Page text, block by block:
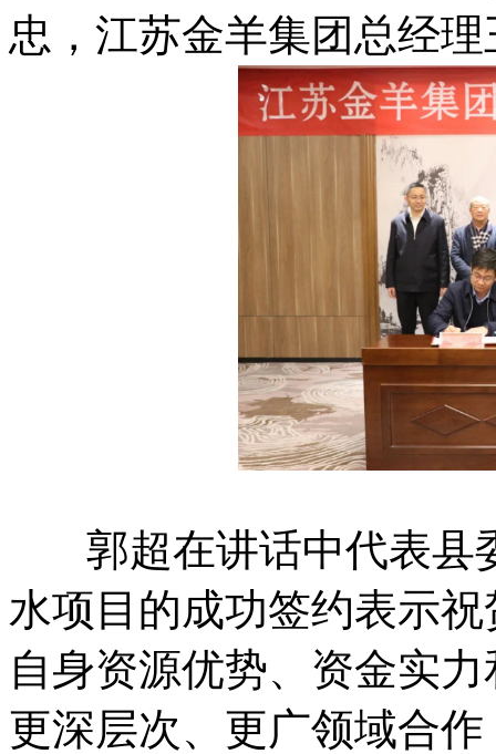
忠，江苏金羊集团总经
郭超在讲话中代表县
水项目的成功签约表示
自身资源优势、资金实
更深层次、更广领域合